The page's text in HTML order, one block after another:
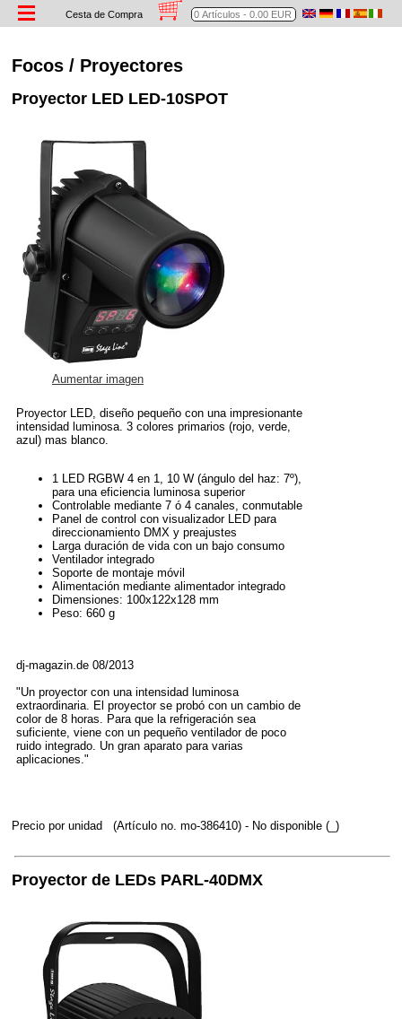
Cesta de Compra
Focos / Proyectores
Proyector LED LED-10SPOT
Aumentar imagen
Proyector LED, diseño pequeño con una impresionante
intensidad luminosa. 3 colores primarios (rojo, verde,
azul) mas blanco.
1 LED RGBW 4 en 1, 10 W (ángulo del haz: 7º),
para una eficiencia luminosa superior
Controlable mediante 7 ó 4 canales, conmutable
Panel de control con visualizador LED para
direccionamiento DMX y preajustes
Larga duración de vida con un bajo consumo
Ventilador integrado
Soporte de montaje móvil
Alimentación mediante alimentador integrado
Dimensiones: 100x122x128 mm
Peso: 660 g
dj-magazin.de 08/2013
"Un proyector con una intensidad luminosa
extraordinaria. El proyector se probó con un cambio de
color de 8 horas. Para que la refrigeración sea
suficiente, viene con un pequeño ventilador de poco
ruido integrado. Un gran aparato para varias
aplicaciones."
Precio por unidad (Artículo no. mo-386410) - No disponible (_)
Proyector de LEDs PARL-40DMX